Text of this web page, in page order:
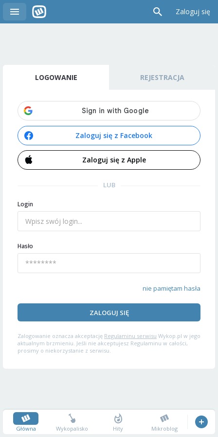
Zaloguj się
LOGOWANIE REJESTRACJA
Zaloguj się z Facebook
Zaloguj się z Apple
LUB
Login
Hasło
nie pamiętam hasła
ZALOGUJ SIĘ
Zalogowanie oznacza akceptację Regulaminu serwisu Wykop.pl w jego
aktualnym brzmieniu. Jeśli nie akceptujesz Regulaminu w całości,
prosimy o niekorzystanie z serwisu.
Główna Wykopalisko Hity Mikroblog